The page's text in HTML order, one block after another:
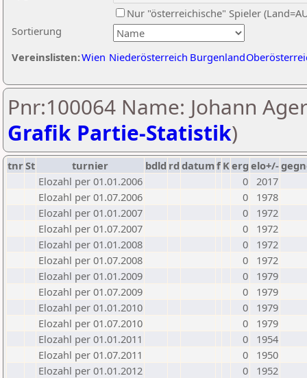
Sortierung
Nur "österreichische" Spieler
Vereinslisten:Wien Niederösterreich Burgenland
Pnr:100064 Name: Johann
Grafik Partie-Statistik)
tnrSt turnier bdld rd datumf Kerg elo+/-
Elozahl per 01.01.2006
0 2017
Elozahl per 01.07.2006
0
1978
Elozahl per 01.01.2007
0
1972
Elozahl per 01.07.2007
0
1972
Elozahl per 01.01.2008
0
1972
Elozahl per 01.07.2008
0
1972
Elozahl per 01.01.2009
0
1979
Elozahl per 01.07.2009
0
1979
Elozahl per 01.01.2010
0
1979
Elozahl per 01.07.2010
0
1979
Elozahl per 01.01.2011
0
1954
Elozahl per 01.07.2011
0
1950
Elozahl per 01.01.2012
0
1952